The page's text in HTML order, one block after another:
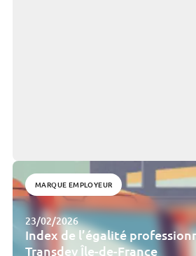
MARQUE EMPLOYEUR
23/02/2026
Index de l’égalité
Transdev Île-de-France